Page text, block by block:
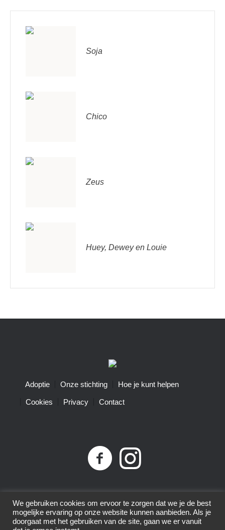
Soja
Chico
Zeus
Huey, Dewey en Louie
Adoptie Onze stichting Hoe je kunt helpen
Cookies Privacy Contact
Privacybeleid
| Little Tigers | KvK-nummer 68761074 |
ANBI-nummer 8575.80.152 | © 2015-2025 | All Rights
Reserved
We gebruiken cookies om ervoor te zorgen dat we je de best
mogelijke ervaring op onze website kunnen aanbieden. Als je
doorgaat met het gebruiken van de site, gaan we er vanuit